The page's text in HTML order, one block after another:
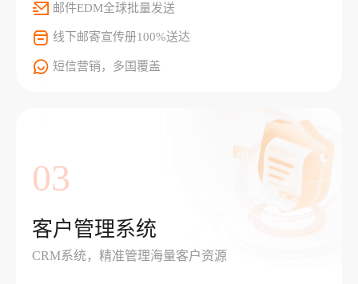
邮件EDM全球批量发送
线下邮寄宣传册100%送达
短信营销，多国覆盖
03
客户管理系统
CRM系统，精准管理海量客户资源